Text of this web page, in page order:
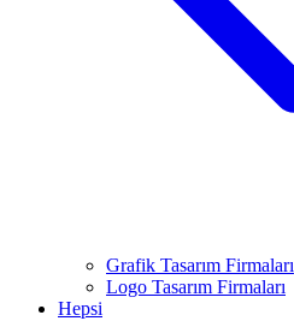
Grafik Tasarım Firmaları
Logo Tasarım Firmaları
Hepsi